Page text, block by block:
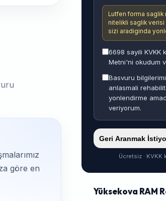
göre en
Lutfen forma
nitelikli saglik
sizi aradiginda
6698 sayili KVKK
Metni'ni okudum
Basvuru
anlasmali
yonlendirme
veriyorum.
Geri Aranmak
Ücretsiz · KVKK
Yüksekova RAM